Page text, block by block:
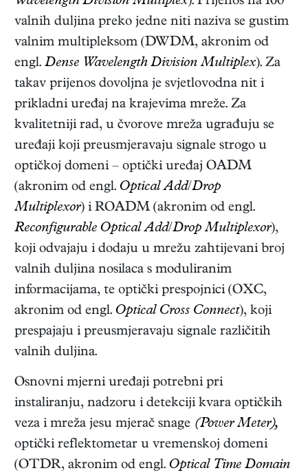
valnih duljina preko jedne niti naziva se gustim
valnim multipleksom (DWDM, akronim od
engl. Dense Wavelength Division Multiplex). Za
takav prijenos dovoljna je svjetlovodna nit i
prikladni uređaj na krajevima mreže. Za
kvalitetniji rad, u čvorove mreža ugrađuju se
uređaji koji preusmjeravaju signale strogo u
optičkoj domeni – optički uređaj OADM
(akronim od engl. Optical Add/Drop
Multiplexor) i ROADM (akronim od engl.
Reconfigurable Optical Add/Drop Multiplexor),
koji odvajaju i dodaju u mrežu zahtijevani broj
valnih duljina nosilaca s moduliranim
informacijama, te optički prespojnici (OXC,
akronim od engl. Optical Cross Connect), koji
prespajaju i preusmjeravaju signale različitih
valnih duljina.
Osnovni mjerni uređaji potrebni pri
instaliranju, nadzoru i detekciji kvara optičkih
veza i mreža jesu mjerač snage (Power Meter),
optički reflektometar u vremenskoj domeni
(OTDR, akronim od engl. Optical Time Domain